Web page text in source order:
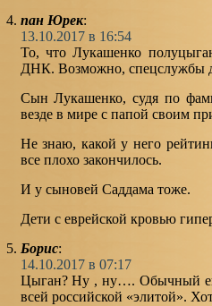
пан Юрек:
13.10.2017 в 16:54
То, что Лукашенко
ДНК. Возможно, спецслужбы
Сын Лукашенко, судя по
везде в мире с папой своим
Не знаю, какой у него
все плохо закончилось.
И у сыновей Саддама тоже.
Дети с еврейской кровью
Борис:
14.10.2017 в 07:17
Цыган? Ну , ну…. Обычный
всей российской «элитой».